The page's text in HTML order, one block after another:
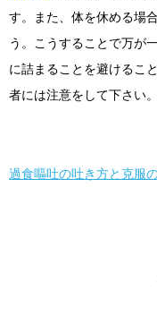
す。また、体を休める場
う。こうすることで万が
に詰まることを避けるこ
者には注意をして下さい。
過食嘔吐の吐き方と克服